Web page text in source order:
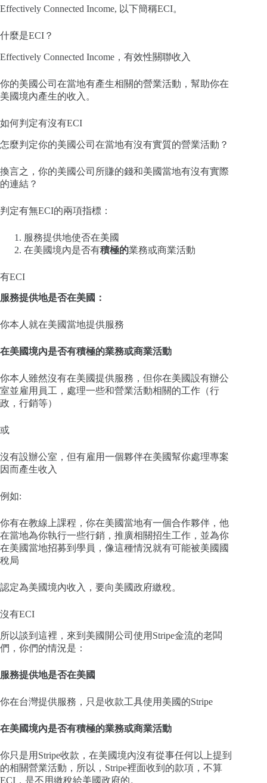
Effectively Connected Income, 以下簡稱ECI。
什麼是ECI？
Effectively Connected Income，有效性關聯收入
你的美國公司在當地有產生相關的營業活動，幫助你在
美國境內產生的收入。
如何判定有沒有ECI
怎麼判定你的美國公司在當地有沒有實質的營業活動？
換言之，你的美國公司所賺的錢和美國當地有沒有實際
的連結？
判定有無ECI的兩項指標：
服務提供地使否在美國
在美國境內是否有積極的業務或商業活動
有ECI
服務提供地是否在美國：
你本人就在美國當地提供服務
在美國境內是否有積極的業務或商業活動
你本人雖然沒有在美國提供服務，但你在美國設有辦公
室並雇用員工，處理一些和營業活動相關的工作（行
政，行銷等）
或
沒有設辦公室，但有雇用一個夥伴在美國幫你處理專案
因而產生收入
例如:
你有在教線上課程，你在美國當地有一個合作夥伴，他
在當地為你執行一些行銷，推廣相關招生工作，並為你
在美國當地招募到學員，像這種情況就有可能被美國國
稅局
認定為美國境內收入，要向美國政府繳稅。
沒有ECI
所以談到這裡，來到美國開公司使用Stripe金流的老闆
們，你們的情況是：
服務提供地是否在美國
你在台灣提供服務，只是收款工具使用美國的Stripe
在美國境內是否有積極的業務或商業活動
你只是用Stripe收款，在美國境內沒有從事任何以上提到
的相關營業活動，所以，Stripe裡面收到的款項，不算
ECI，是不用繳稅給美國政府的。